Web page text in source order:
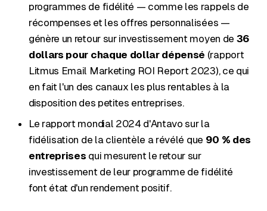
programmes de fidélité — comme les rappels de
récompenses et les offres personnalisées —
génère un retour sur investissement moyen de 36
dollars pour chaque dollar dépensé (rapport
Litmus Email Marketing ROI Report 2023), ce qui
en fait l'un des canaux les plus rentables à la
disposition des petites entreprises.
Le rapport mondial 2024 d'Antavo sur la
fidélisation de la clientèle a révélé que 90 % des
entreprises qui mesurent le retour sur
investissement de leur programme de fidélité
font état d'un rendement positif.